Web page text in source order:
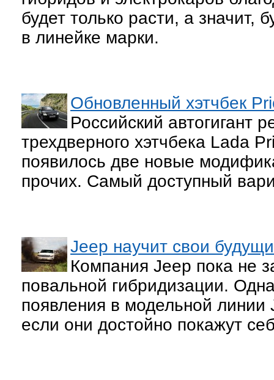
будет только расти, а значит,
в линейке марки.
Обновленный хэтчбек
Российский автогигант
трехдверного хэтчбека Lada
появилось две новые
прочих. Самый доступный
Jeep научит свои
Компания Jeep пока не
повальной гибридизации.
появления в модельной линии
если они достойно покажут